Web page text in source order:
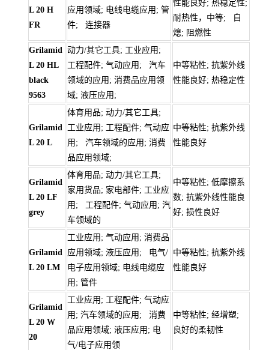
L 20 H
FR
应用领域; 电线电缆应用; 管
件; 连接器
性能良好; 热稳定性;
耐热性，中等; 自
熄; 阻燃性
Grilamid
L 20 HL
black
9563
动力/其它工具; 工业应用;
工程配件; 气动应用; 汽车
领域的应用; 消费品应用领
域; 液压应用;
中等粘性; 抗紫外线
性能良好; 热稳定性
Grilamid
L 20 L
体育用品; 动力/其它工具;
工业应用; 工程配件; 气动应
用; 汽车领域的应用; 消费
品应用领域;
中等粘性; 抗紫外线
性能良好
Grilamid
L 20 LF
grey
体育用品; 动力/其它工具;
家用货品; 家电部件; 工业应
用; 工程配件; 气动应用; 汽
车领域的
中等粘性; 低摩擦系
数; 抗紫外线性能良
好; 损性良好
Grilamid
L 20 LM
工业应用; 气动应用; 消费品
应用领域; 液压应用; 电气/
电子应用领域; 电线电缆应
用; 管件
中等粘性; 抗紫外线
性能良好
Grilamid
L 20 W
20
工业应用; 工程配件; 气动应
用; 汽车领域的应用; 消费
品应用领域; 液压应用; 电
气/电子应用领
中等粘性; 经增塑;
良好的柔韧性